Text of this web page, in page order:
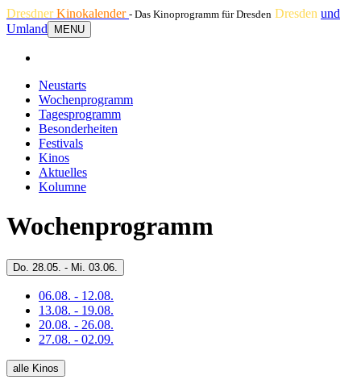
DresdnerKinokalender - Das Kinoprogramm für Dresden Dresden und
Umland
MENU
Neustarts
Wochenprogramm
Tagesprogramm
Besonderheiten
Festivals
Kinos
Aktuelles
Kolumne
Wochenprogramm
Do. 28.05. - Mi. 03.06.
06.08. - 12.08.
13.08. - 19.08.
20.08. - 26.08.
27.08. - 02.09.
alle Kinos